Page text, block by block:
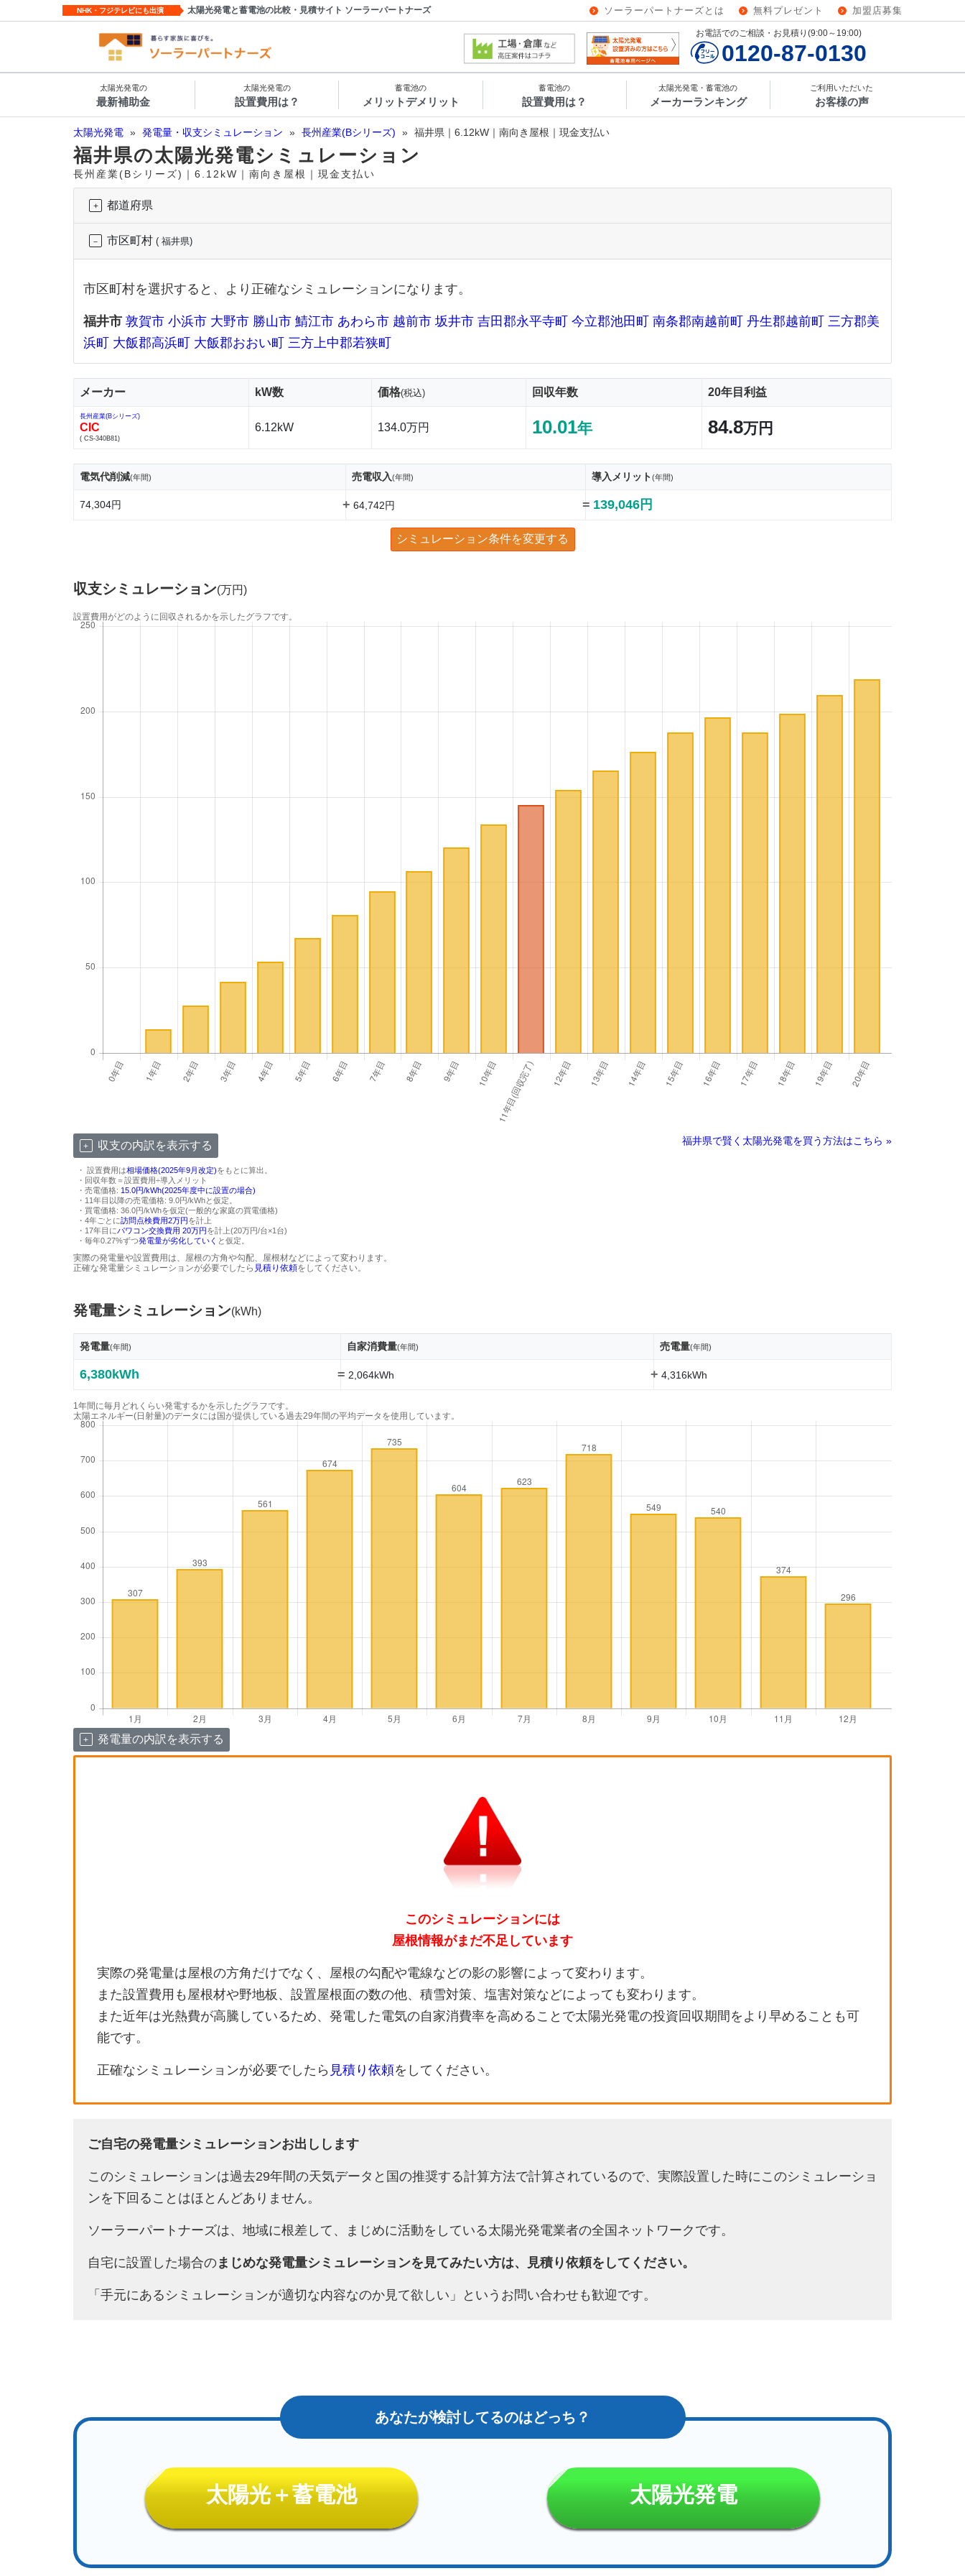
NHK・フジテレビにも出演 太陽光発電と蓄電池の比較・見積サイト ソーラーパートナーズ ソーラーパートナーズとは 無料プレゼント 加盟店募集
お電話でのご相談・お見積り(9:00～19:00)
0120-87-0130
太陽光発電の
最新補助金
太陽光発電の
設置費用は？
蓄電池の
メリットデメリット
蓄電池の
設置費用は？
太陽光発電・蓄電池の
メーカーランキング
ご利用いただいた
お客様の声
太陽光発電 » 発電量・収支シミュレーション » 長州産業(Bシリーズ) » 福井県｜6.12kW｜南向き屋根｜現金支払い
福井県の太陽光発電シミュレーション
長州産業(Bシリーズ)｜6.12kW｜南向き屋根｜現金支払い
都道府県
市区町村 ( 福井県)
市区町村を選択すると、より正確なシミュレーションになります。
福井市 敦賀市 小浜市 大野市 勝山市 鯖江市 あわら市 越前市 坂井市 吉田郡永平寺町 今立郡池田町 南条郡南越前町 丹生郡越前町
三方郡美
浜町
大飯郡高浜町 大飯郡おおい町 三方上中郡若狭町
メーカー kW数 価格(税込) 回収年数 20年目利益
長州産業(Bシリーズ)
CIC
( CS-340B81)
6.12kW 134.0万円 10.01年 84.8万円
電気代削減(年間) 売電収入(年間) 導入メリット(年間)
74,304円 + 64,742円 = 139,046円
シミュレーション条件を変更する
収支シミュレーション(万円)
設置費用がどのように回収されるかを示したグラフです。
収支の内訳を表示する 福井県で賢く太陽光発電を買う方法はこちら »
・ 設置費用は相場価格(2025年9月改定)をもとに算出。
・回収年数＝設置費用÷導入メリット
・売電価格: 15.0円/kWh(2025年度中に設置の場合)
・11年目以降の売電価格: 9.0円/kWhと仮定。
・買電価格: 36.0円/kWhを仮定(一般的な家庭の買電価格)
・4年ごとに訪問点検費用2万円を計上
・17年目にパワコン交換費用 20万円を計上(20万円/台×1台)
・毎年0.27%ずつ発電量が劣化していく と仮定。
実際の発電量や設置費用は、屋根の方角や勾配、屋根材などによって変わります。
正確な発電量シミュレーションが必要でしたら 見積り依頼をしてください。
発電量シミュレーション(kWh)
発電量(年間) 自家消費量(年間) 売電量(年間)
6,380kWh = 2,064kWh + 4,316kWh
1年間に毎月どれくらい発電するかを示したグラフです。
太陽エネルギー(日射量)のデータには国が提供している過去29年間の平均データを使用しています。
発電量の内訳を表示する
このシミュレーションには
屋根情報がまだ不足しています
実際の発電量は屋根の方角だけでなく、屋根の勾配や電線などの影の影響によって変わります。
また設置費用も屋根材や野地板、設置屋根面の数の他、積雪対策、塩害対策などによっても変わります。
また近年は光熱費が高騰しているため、発電した電気の自家消費率を高めることで太陽光発電の投資回収期間をより早めることも可
能です。
正確なシミュレーションが必要でしたら 見積り依頼をしてください。
ご自宅の発電量シミュレーションお出しします
このシミュレーションは過去29年間の天気データと国の推奨する計算方法で計算されているので、実際設置した時にこのシミュレーショ
ンを下回ることはほとんどありません。
ソーラーパートナーズは、地域に根差して、まじめに活動をしている太陽光発電業者の全国ネットワークです。
自宅に設置した場合のまじめな発電量シミュレーションを見てみたい方は、見積り依頼をしてください。
「手元にあるシミュレーションが適切な内容なのか見て欲しい」というお問い合わせも歓迎です。
太陽光＋蓄電池 太陽光発電